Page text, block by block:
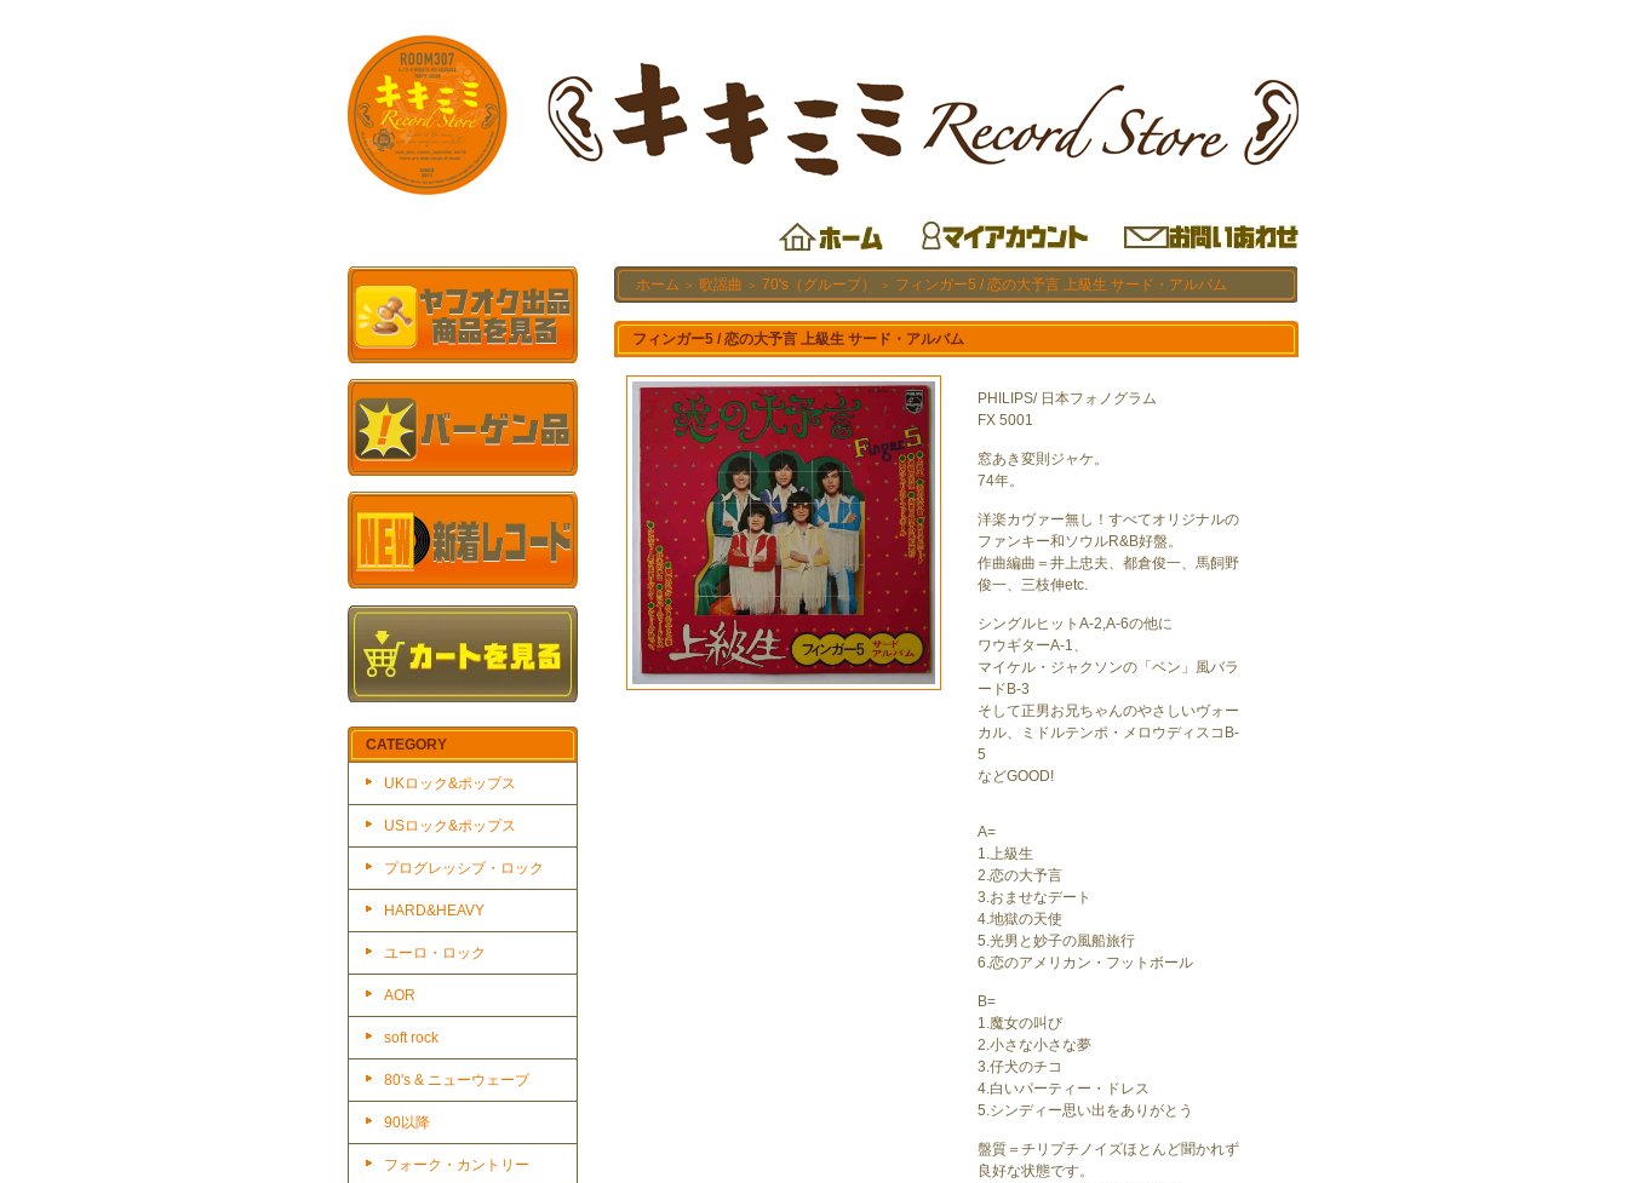
CATEGORY
UKロック&ポップス
USロック&ポップス
プログレッシブ・ロック
HARD&HEAVY
ユーロ・ロック
AOR
soft rock
80's & ニューウェーブ
90以降
フォーク・カントリー
ホーム ＞ 歌謡曲 ＞ 70's（グループ） ＞ フィンガー5 / 恋の大予言 上級生 サード・アルバム
フィンガー5 / 恋の大予言 上級生 サード・アルバム
PHILIPS/ 日本フォノグラム
FX 5001
窓あき変則ジャケ。
74年。
洋楽カヴァー無し！すべてオリジナルの
ファンキー和ソウルR&B好盤。
作曲編曲＝井上忠夫、都倉俊一、馬飼野
俊一、三枝伸etc.
シングルヒットA-2,A-6の他に
ワウギターA-1、
マイケル・ジャクソンの「ベン」風バラ
ードB-3
そして正男お兄ちゃんのやさしいヴォー
カル、ミドルテンポ・メロウディスコB-
5
などGOOD!
A=
1.上級生
2.恋の大予言
3.おませなデート
4.地獄の天使
5.光男と妙子の風船旅行
6.恋のアメリカン・フットボール
B=
1.魔女の叫び
2.小さな小さな夢
3.仔犬のチコ
4.白いパーティー・ドレス
5.シンディー思い出をありがとう
盤質＝チリプチノイズほとんど聞かれず
良好な状態です。